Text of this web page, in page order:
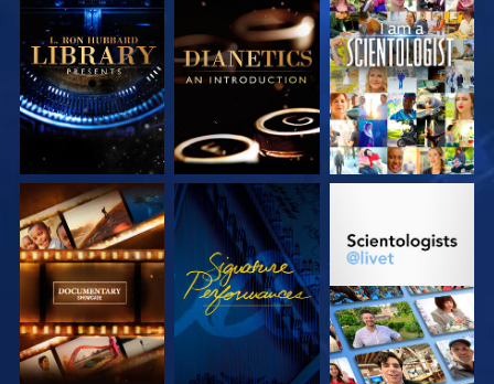
UTFORSKA
SERIEN
UTFORSKA
SERIEN
TITTA
UTFORSKA
SERIEN
TITTA
UTFORSKA